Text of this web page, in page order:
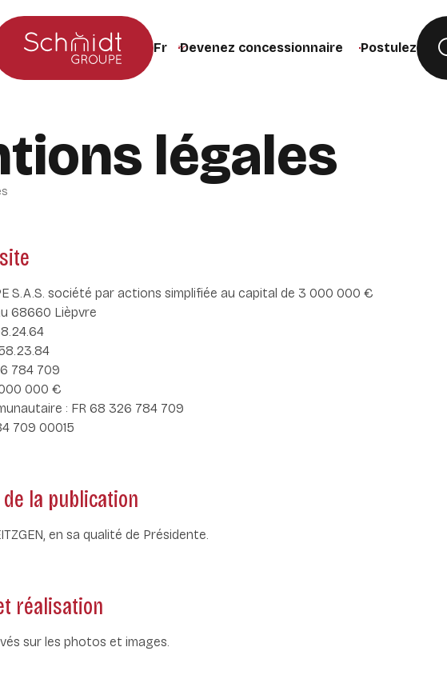
Changer la langue du site (recharge la page lors
Devenez concessionnaire Postulez
légales
S.A.S. société par actions simplifiée au capital de 3 000 000 €
68660 Lièpvre
784 709
000 €
: FR 68 326 784 709
709 00015
la publication
en sa qualité de Présidente.
réalisation
sur les photos et images.